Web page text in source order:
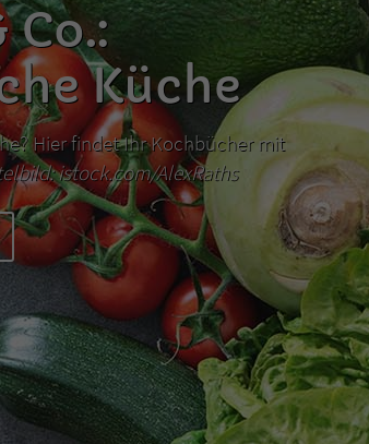
Co.:
Küche
Hier findet Ihr Kochbücher mit
istock.com/AlexRaths